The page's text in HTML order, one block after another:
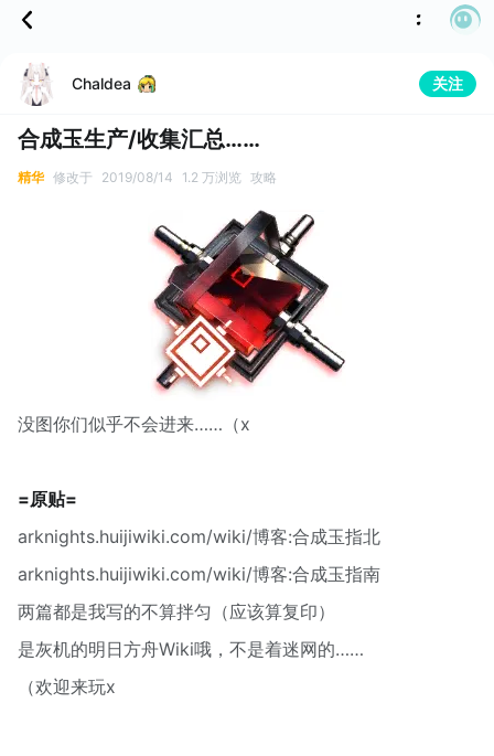
Chaldea 关注
合成玉生产/收集汇总……
精华 修改于 2019/08/14 1.2 万浏览 攻略
没图你们似乎不会进来……（x
=原贴=
arknights.huijiwiki.com/wiki/博客:合成玉指北
arknights.huijiwiki.com/wiki/博客:合成玉指南
两篇都是我写的不算拌匀（应该算复印）
是灰机的明日方舟Wiki哦，不是着迷网的……
（欢迎来玩x